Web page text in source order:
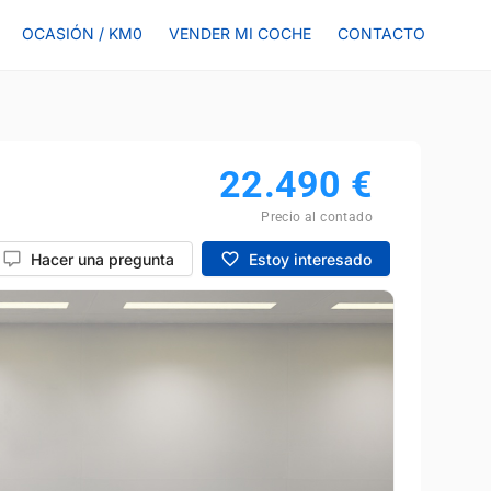
OCASIÓN / KM0 VENDER MI COCHE CONTACTO
22.490 €
Precio al contado
Hacer una pregunta Estoy interesado